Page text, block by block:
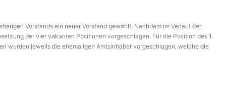
Vorstands ein neuer Vorstand gewählt. Nachdem im Verlauf der
der vier vakanten Positionen vorgeschlagen. Für die Position des 1.
wurden jeweils die ehemaligen Amtsinhaber vorgeschlagen, welche die